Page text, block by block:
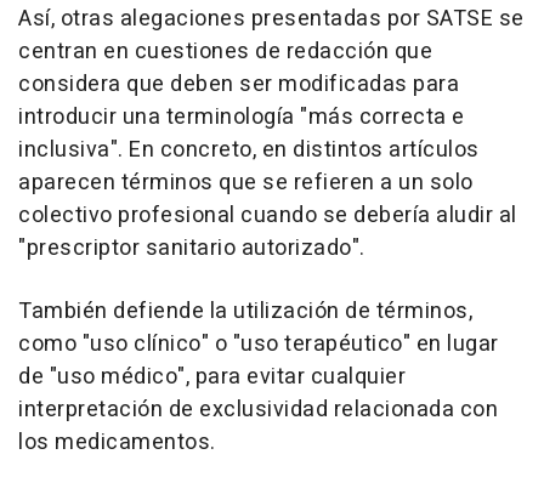
Así, otras alegaciones presentadas por SATSE se
centran en cuestiones de redacción que
considera que deben ser modificadas para
introducir una terminología "más correcta e
inclusiva". En concreto, en distintos artículos
aparecen términos que se refieren a un solo
colectivo profesional cuando se debería aludir al
"prescriptor sanitario autorizado".
También defiende la utilización de términos,
como "uso clínico" o "uso terapéutico" en lugar
de "uso médico", para evitar cualquier
interpretación de exclusividad relacionada con
los medicamentos.